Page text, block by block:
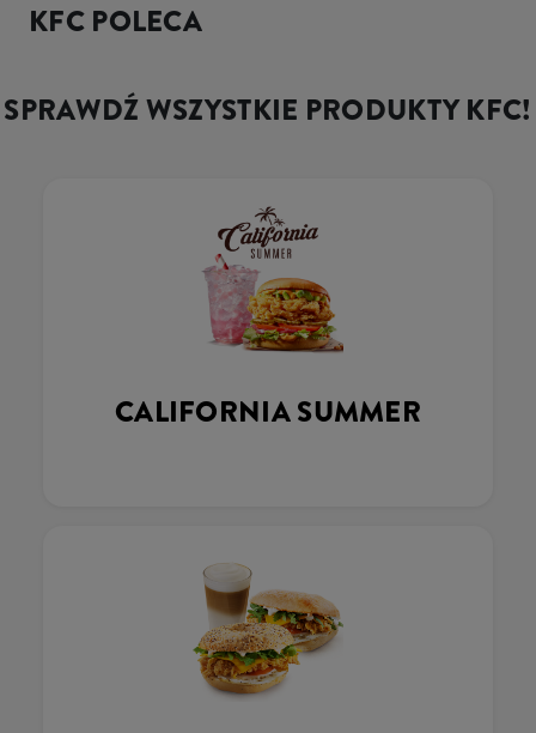
KFC POLECA
SPRAWDŹ WSZYSTKIE PRODUKTY KFC!
CALIFORNIA SUMMER